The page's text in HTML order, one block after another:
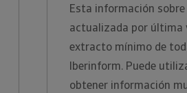
Esta información
actualizada por última
extracto mínimo de
Iberinform. Puede
obtener información